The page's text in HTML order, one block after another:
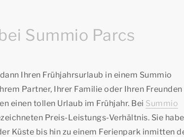
Summio Parcs
Ihren Frühjahrsurlaub in einem Summio
Partner, Ihrer Familie oder Ihren Freunden
einen tollen Urlaub im Frühjahr. Bei Summio
Preis-Leistungs-Verhältnis. Sie
Küste bis hin zu einem Ferienpark inmitten